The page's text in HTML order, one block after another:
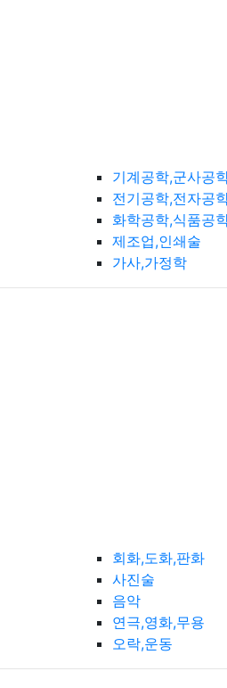
기계공학,군사공
전기공학,전자공
화학공학,식품공
제조업,인쇄술
가사,가정학
회화,도화,판화
사진술
음악
연극,영화,무용
오락,운동